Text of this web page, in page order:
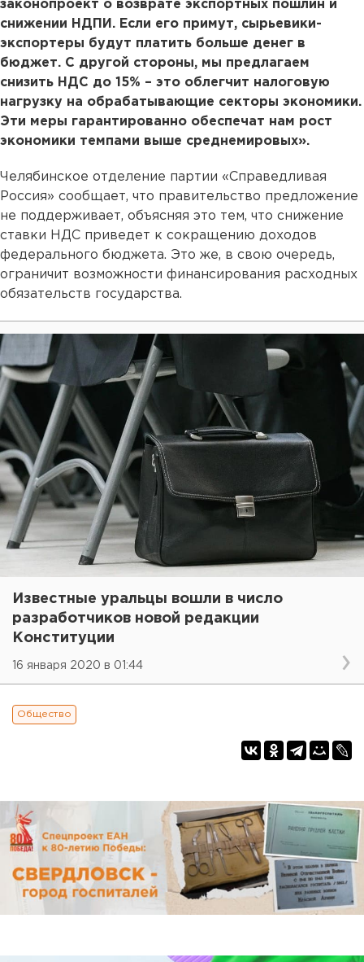
законопроект о возврате экспортных пошлин и
снижении НДПИ. Если его примут, сырьевики-
экспортеры будут платить больше денег в
бюджет. С другой стороны, мы предлагаем
снизить НДС до 15% – это облегчит налоговую
нагрузку на обрабатывающие секторы экономики.
Эти меры гарантированно обеспечат нам рост
экономики темпами выше среднемировых».
Челябинское отделение партии «Справедливая
Россия» сообщает, что правительство предложение
не поддерживает, объясняя это тем, что снижение
ставки НДС приведет к сокращению доходов
федерального бюджета. Это же, в свою очередь,
ограничит возможности финансирования расходных
обязательств государства.
Известные уральцы вошли в число
разработчиков новой редакции
Конституции
16 января 2020 в 01:44
Общество